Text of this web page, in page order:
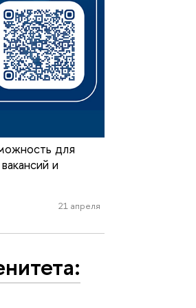
для
и
21 апреля